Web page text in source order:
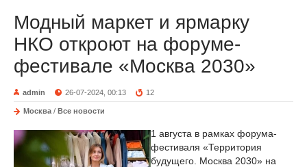
Модный маркет и ярмарку
НКО откроют на форуме-
фестивале «Москва 2030»
admin 26-07-2024, 00:13 12
Москва / Все новости
1 августа в рамках форума-
фестиваля «Территория
будущего. Москва 2030» на